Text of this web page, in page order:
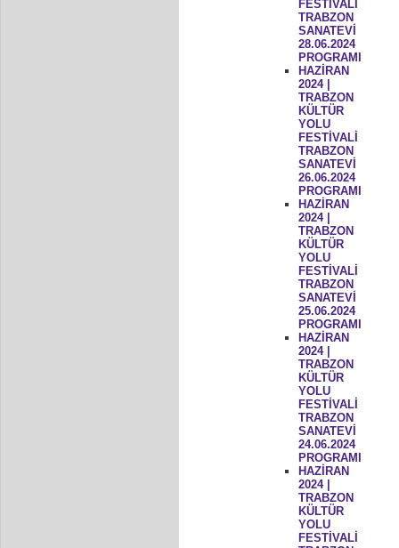
FESTİVALİ
TRABZON
SANATEVİ
28.06.2024
PROGRAMI
HAZİRAN
2024 |
TRABZON
KÜLTÜR
YOLU
FESTİVALİ
TRABZON
SANATEVİ
26.06.2024
PROGRAMI
HAZİRAN
2024 |
TRABZON
KÜLTÜR
YOLU
FESTİVALİ
TRABZON
SANATEVİ
25.06.2024
PROGRAMI
HAZİRAN
2024 |
TRABZON
KÜLTÜR
YOLU
FESTİVALİ
TRABZON
SANATEVİ
24.06.2024
PROGRAMI
HAZİRAN
2024 |
TRABZON
KÜLTÜR
YOLU
FESTİVALİ